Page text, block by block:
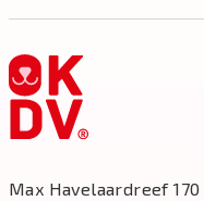
Max Havelaardreef 170